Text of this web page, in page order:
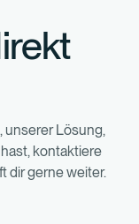
unserer Lösung,
kontaktiere
dir gerne weiter.